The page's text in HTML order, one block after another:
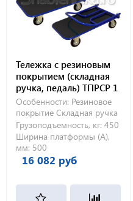
Тележка с резиновым
покрытием (складная
ручка, педаль) ТПРСР 1
МП (500х800) 160-Ч
Особенности: Резиновое
покрытие Складная ручка
Грузоподъемность, кг: 450
Ширина платформы (А),
мм: 500
16 082 руб